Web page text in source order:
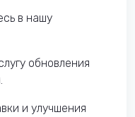
в нашу
обновления
и улучшения